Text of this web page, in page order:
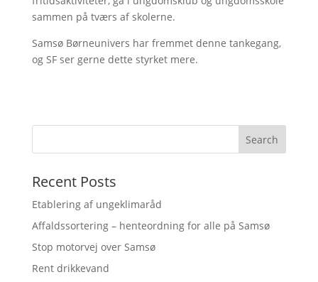
sammen på tværs af skolerne.
Samsø Børneunivers har fremmet denne tankegang,
og SF ser gerne dette styrket mere.
Recent Posts
Etablering af ungeklimaråd
Affaldssortering – henteordning for alle på Samsø
Stop motorvej over Samsø
Rent drikkevand